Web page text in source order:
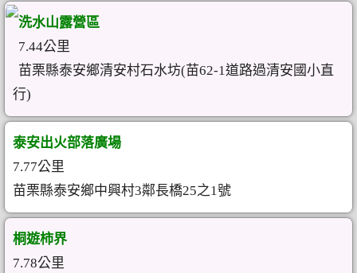
洗水山露營區
7.44公里
苗栗縣泰安鄉清安村石水坊(苗62-1道路過清安國小直
行)
泰安出火部落廣場
7.77公里
苗栗縣泰安鄉中興村3鄰長橋25之1號
桐遊柿界
7.78公里